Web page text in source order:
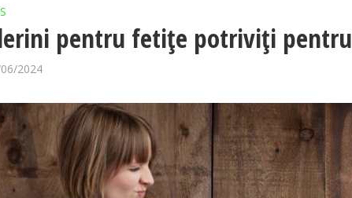
pentru fetițe potriviți
2024